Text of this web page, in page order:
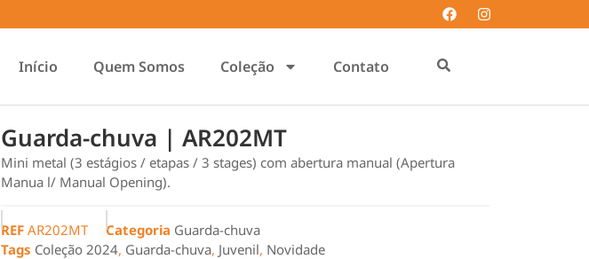
Início Quem Somos Coleção Contato
Guarda-chuva | AR202MT
Mini metal (3 estágios / etapas / 3 stages) com abertura manual (Apertura
Manua l/ Manual Opening).
REF AR202MT Categoria Guarda-chuva
Tags Coleção 2024, Guarda-chuva, Juvenil, Novidade